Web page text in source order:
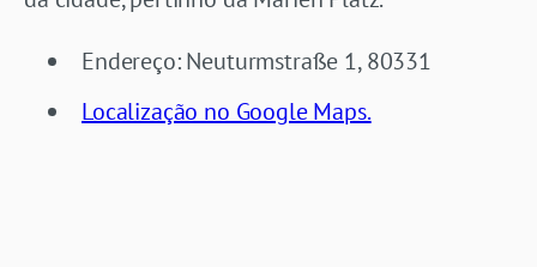
Endereço: Neuturmstraße 1, 80331
Localização no Google Maps.